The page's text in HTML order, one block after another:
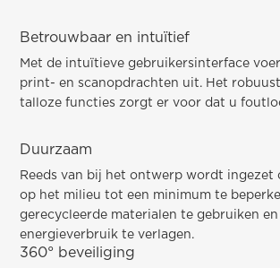
Betrouwbaar en intuïtief
Met de intuïtieve gebruikersinterface
print- en scanopdrachten uit. Het
talloze functies zorgt er voor dat u
Duurzaam
Reeds van bij het ontwerp wordt ingezet
op het milieu tot een minimum te
gerecycleerde materialen te gebruiken
energieverbruik te verlagen.
360° beveiliging